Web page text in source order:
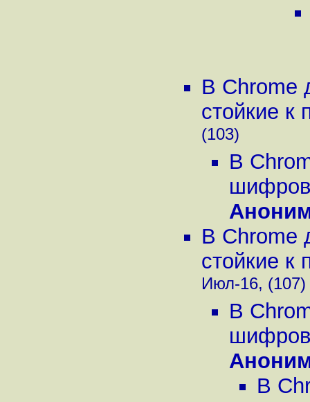
В Chrome
стойкие к
(103)
В
В Chrome
стойкие к
Июл-16, (107)
В
В